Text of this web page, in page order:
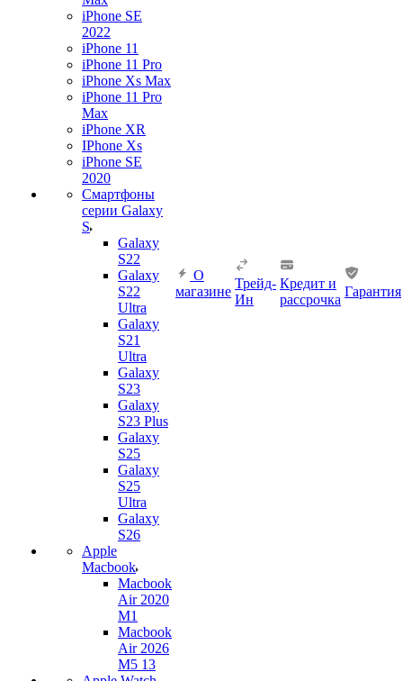
iPhone SE
2022
iPhone 11
iPhone 11 Pro
iPhone Xs Max
iPhone 11 Pro
Max
iPhone XR
IPhone Xs
iPhone SE
2020
Смартфоны
серии Galaxy
S
Galaxy
S22
Galaxy
S22
Ultra
Galaxy
S21
Ultra
Galaxy
S23
Galaxy
S23 Plus
Galaxy
S25
Galaxy
S25
Ultra
Galaxy
S26
Apple
Macbook
Macbook
Air 2020
M1
Macbook
Air 2026
M5 13
О
магазине
Трейд-
Ин
Кредит и
рассрочка
Гарантия